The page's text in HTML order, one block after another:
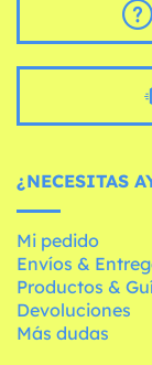
¿NECESITAS
Mi pedido
Envíos &
Productos &
Devoluciones
Más dudas